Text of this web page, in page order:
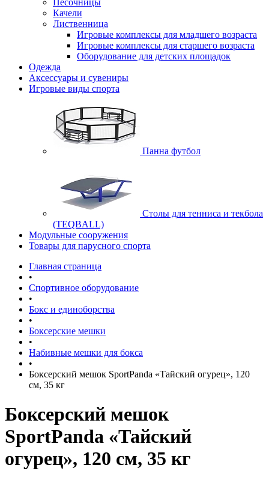
Песочницы
Качели
Лиственница
Игровые комплексы для младшего возраста
Игровые комплексы для старшего возраста
Оборудование для детских площадок
Одежда
Аксессуары и сувениры
Игровые виды спорта
Панна футбол
Cтолы для тенниса и текбола
(TEQBALL)
Модульные сооружения
Товары для парусного спорта
Главная страница
•
Спортивное оборудование
•
Бокс и единоборства
•
Боксерские мешки
•
Набивные мешки для бокса
•
Боксерский мешок SportPanda «Тайский огурец», 120
см, 35 кг
Боксерский мешок
SportPanda «Тайский
огурец», 120 см, 35 кг